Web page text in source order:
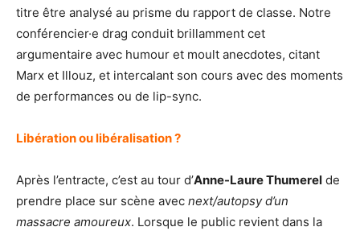
titre être analysé au prisme du rapport de classe. Notre
conférencier·e drag conduit brillamment cet
argumentaire avec humour et moult anecdotes, citant
Marx et Illouz, et intercalant son cours avec des moments
de performances ou de lip-sync.
Libération ou libéralisation ?
Après l’entracte, c’est au tour d’Anne-Laure Thumerel de
prendre place sur scène avec next/autopsy d’un
massacre amoureux. Lorsque le public revient dans la